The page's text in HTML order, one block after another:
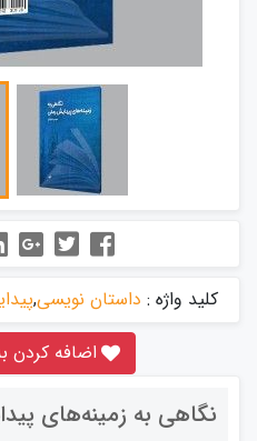
کلید واژه : داستان نویسی,
اضافه کردن
نگاهی به زمینه‌های